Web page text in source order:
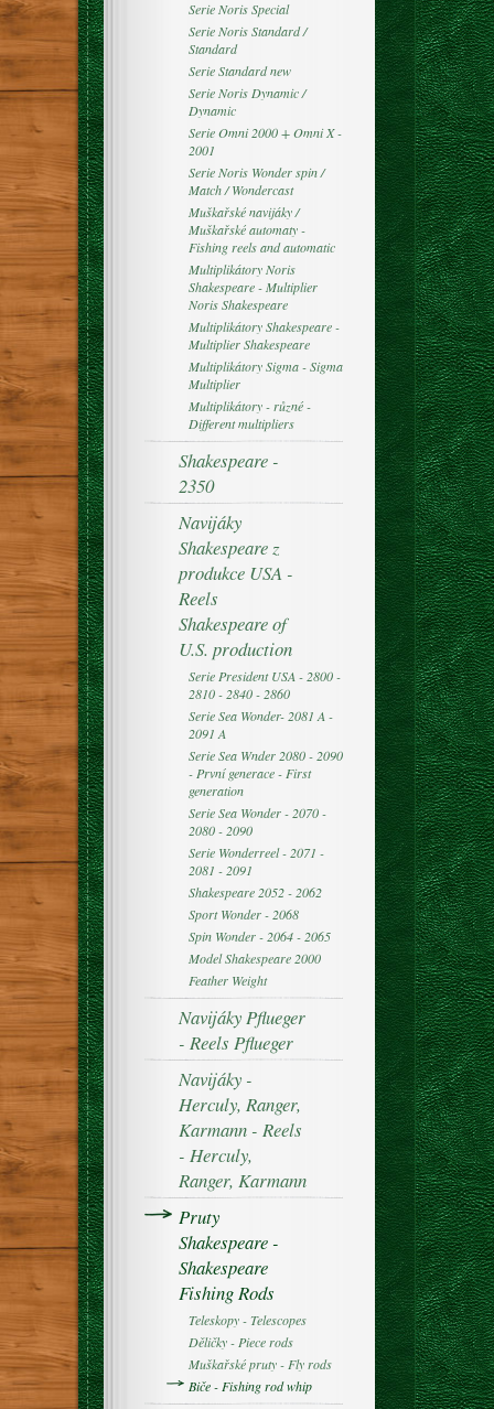
Serie Noris Special
Serie Noris Standard /
Standard
Serie Standard new
Serie Noris Dynamic /
Dynamic
Serie Omni 2000 + Omni X -
2001
Serie Noris Wonder spin /
Match / Wondercast
Muškařské navijáky /
Muškařské automaty -
Fishing reels and automatic
Multiplikátory Noris
Shakespeare - Multiplier
Noris Shakespeare
Multiplikátory Shakespeare -
Multiplier Shakespeare
Multiplikátory Sigma - Sigma
Multiplier
Multiplikátory - různé -
Different multipliers
Shakespeare -
2350
Navijáky
Shakespeare z
produkce USA -
Reels
Shakespeare of
U.S. production
Serie President USA - 2800 -
2810 - 2840 - 2860
Serie Sea Wonder- 2081 A -
2091 A
Serie Sea Wnder 2080 - 2090
- První generace - First
generation
Serie Sea Wonder - 2070 -
2080 - 2090
Serie Wonderreel - 2071 -
2081 - 2091
Shakespeare 2052 - 2062
Sport Wonder - 2068
Spin Wonder - 2064 - 2065
Model Shakespeare 2000
Feather Weight
Navijáky Pflueger
- Reels Pflueger
Navijáky -
Herculy, Ranger,
Karmann - Reels
- Herculy,
Ranger, Karmann
Pruty
Shakespeare -
Shakespeare
Fishing Rods
Teleskopy - Telescopes
Děličky - Piece rods
Muškařské pruty - Fly rods
Biče - Fishing rod whip